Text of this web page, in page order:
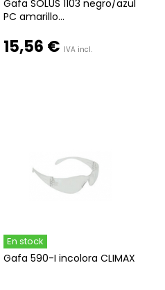
Gafa SOLUS 1103 negro/azul
PC amarillo...
15,56 € IVA incl.
En stock
Gafa 590-I incolora CLIMAX